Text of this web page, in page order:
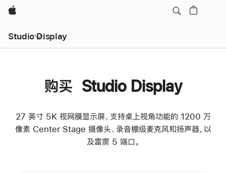
Apple
Studio Display
购买 Studio Display
27 英寸 5K 视网膜显示屏、支持桌上视角功能的 1200 万
像素 Center Stage 摄像头、录音棚级麦克风和扬声器，以
及雷雳 5 端口。